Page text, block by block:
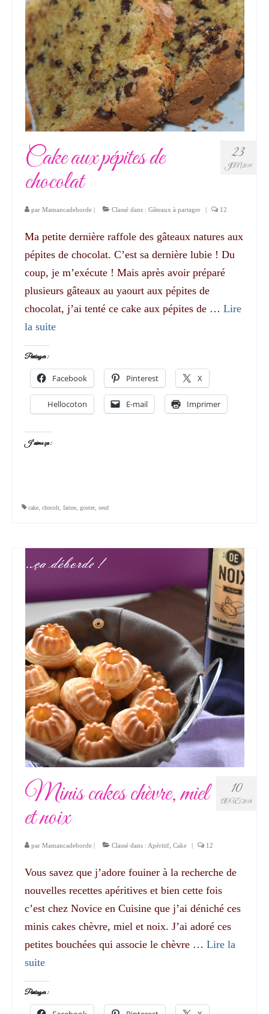
23
JAN 2019
Cake aux pépites de
chocolat
par Mamancadeborde | Classé dans : Gâteaux à partager | 12
Ma petite dernière raffole des gâteaux natures aux
pépites de chocolat. C’est sa dernière lubie ! Du
coup, je m’exécute ! Mais après avoir préparé
plusieurs gâteaux au yaourt aux pépites de
chocolat, j’ai tenté ce cake aux pépites de … Lire
la suite­­
Partager :
Facebook Pinterest X
Hellocoton E-mail Imprimer
J’aime ça :
cake chocolt farine gouter, oeuf
10
AOÛT 2018
Minis cakes chèvre, miel
et noix
par Mamancadeborde | Classé dans : Apéritif Cake | 12
Vous savez que j’adore fouiner à la recherche de
nouvelles recettes apéritives et bien cette fois
c’est chez Novice en Cuisine que j’ai déniché ces
minis cakes chèvre, miel et noix. J’ai adoré ces
petites bouchées qui associe le chèvre … Lire la
suite­­
Partager :